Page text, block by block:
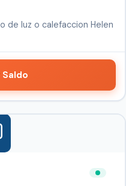
de luz o calefaccion Helen